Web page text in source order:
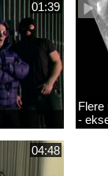
01:39
Flere
-
04:48